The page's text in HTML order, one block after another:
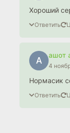
Хороший
Ответить
А
ашот
4
Нормасик
Ответить